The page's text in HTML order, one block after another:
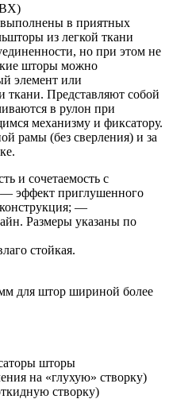
в приятных
из легкой ткани
но при этом не
шторы можно
элемент или
ткани. Представляют собой
в рулон при
механизму и фиксатору.
рамы (без сверления) и за
и сочетаемость с
эффект приглушенного
—
Размеры указаны по
стойкая.
для штор шириной более
шторы
на «глухую» створку)
створку)